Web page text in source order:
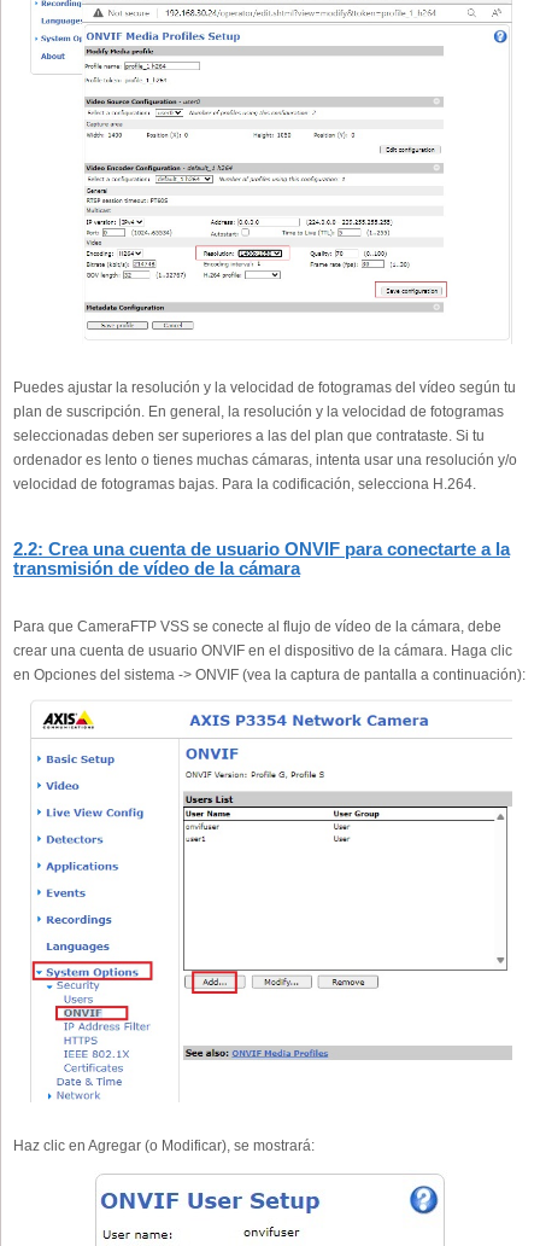
Puedes ajustar la resolución y la velocidad de fotogramas del vídeo según tu
plan de suscripción. En general, la resolución y la velocidad de fotogramas
seleccionadas deben ser superiores a las del plan que contrataste. Si tu
ordenador es lento o tienes muchas cámaras, intenta usar una resolución y/o
velocidad de fotogramas bajas. Para la codificación, selecciona H.264.
2.2: Crea una cuenta de usuario ONVIF para conectarte a la
transmisión de vídeo de la cámara
Para que CameraFTP VSS se conecte al flujo de vídeo de la cámara, debe
crear una cuenta de usuario ONVIF en el dispositivo de la cámara. Haga clic
en Opciones del sistema -> ONVIF (vea la captura de pantalla a continuación):
Haz clic en Agregar (o Modificar), se mostrará: